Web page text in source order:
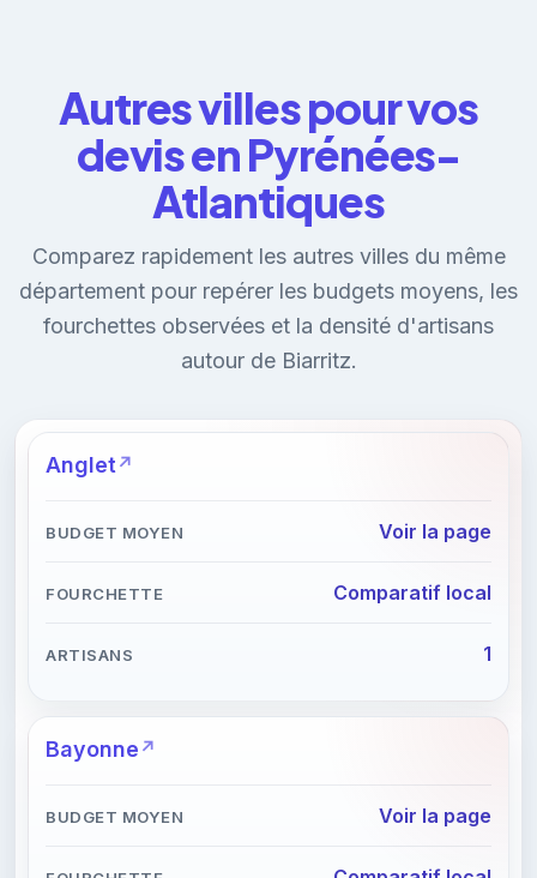
Autres villes pour vos
devis en Pyrénées-
Atlantiques
Comparez rapidement les autres villes du même
département pour repérer les budgets moyens, les
fourchettes observées et la densité d'artisans
autour de Biarritz.
Anglet
Voir la page
Comparatif local
1
Bayonne
Voir la page